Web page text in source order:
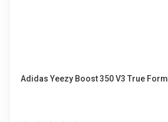
Adidas Yeezy Boost 350 V3 True Form